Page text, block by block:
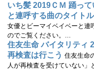
いち髪 2019ＣＭ 踊っ
と連呼する曲のタイト
女優とビーマイベイベーと連
のでご覧ください。...
住友生命 バイタリティ
再検査は行こう 住友生命
人が再検査を受けていない